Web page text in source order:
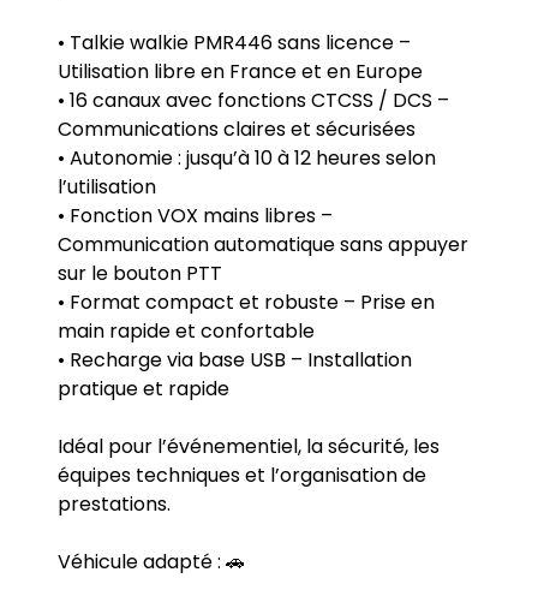
• Talkie walkie PMR446 sans licence –
Utilisation libre en France et en Europe
• 16 canaux avec fonctions CTCSS / DCS –
Communications claires et sécurisées
• Autonomie : jusqu’à 10 à 12 heures selon
l’utilisation
• Fonction VOX mains libres –
Communication automatique sans appuyer
sur le bouton PTT
• Format compact et robuste – Prise en
main rapide et confortable
• Recharge via base USB – Installation
pratique et rapide
Idéal pour l’événementiel, la sécurité, les
équipes techniques et l’organisation de
prestations.
Véhicule adapté : 🚗